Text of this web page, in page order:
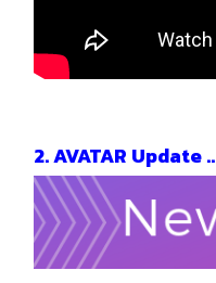
2. AVATAR Update ..